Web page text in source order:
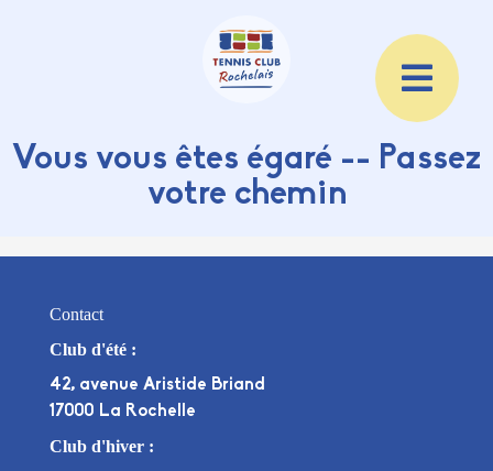
Vous vous êtes égaré -- Passez
votre chemin
Contact
Club d'été :
42, avenue Aristide Briand
17000 La Rochelle
Club d'hiver :